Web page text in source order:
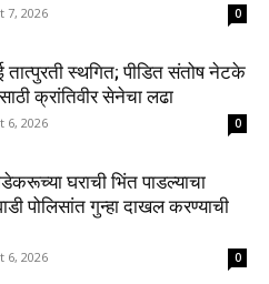
7, 2026 0
तात्पुरती स्थगित; पीडित संतोष नेटके
क्रांतिवीर सेनेचा लढा
6, 2026 0
घराची भिंत पाडल्याचा
पोलिसांत गुन्हा दाखल करण्याची
6, 2026 0